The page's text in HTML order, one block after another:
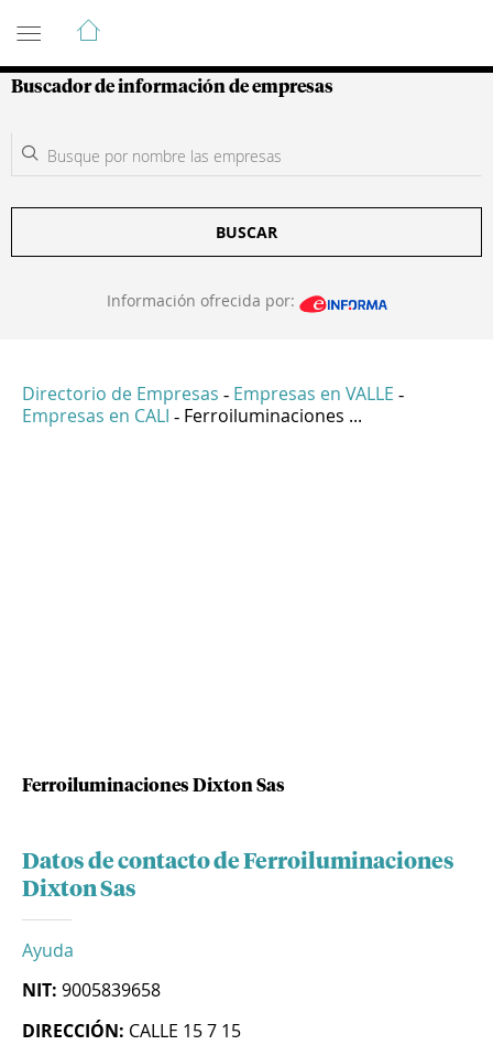
Guía de Empresas Colombianas
Buscador de información de empresas
BUSCAR
Información ofrecida por:
Directorio de Empresas - Empresas en VALLE -
Empresas en CALI - Ferroiluminaciones ...
Ferroiluminaciones Dixton Sas
Datos de contacto de Ferroiluminaciones
Dixton Sas
Ayuda
NIT: 9005839658
DIRECCIÓN: CALLE 15 7 15